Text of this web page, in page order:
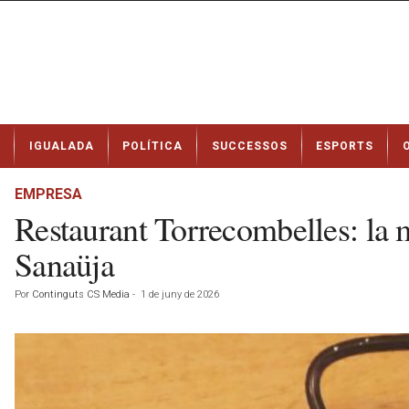
t
IGUALADA POLÍTICA SUCCESSOS ESPORTS
EMPRESA
Restaurant Torrecombelles: la
Sanaüja
Por Continguts CS Media - 1 de juny de 2026